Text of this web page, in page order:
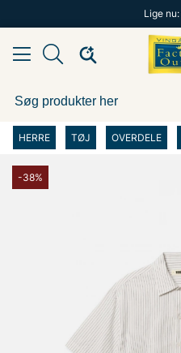
Lige nu:
HERRE TØJ OVERDELE
-38%